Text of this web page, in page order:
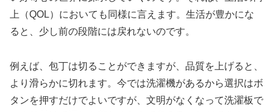
上（QOL）においても同様に言えます。生活が豊かにな
ると、少し前の段階には戻れないのです。
例えば、包丁は切ることができますが、品質を上げると、
より滑らかに切れます。今では洗濯機があるから選択はボ
タンを押すだけでよいですが、文明がなくなって洗濯板で